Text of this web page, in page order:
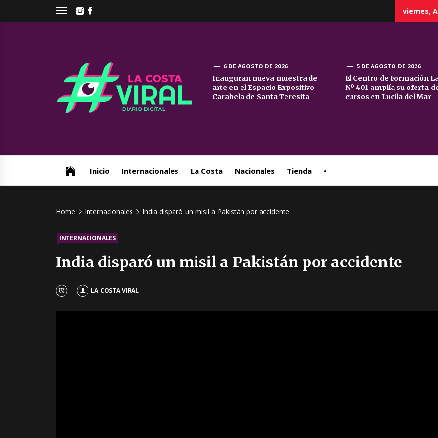
INSTAGRAM
viernes,
La
Costa
6 DE AGOSTO DE 2026
Inauguran nueva muestra de
arte en el Espacio Expositivo
Carabela de Santa Teresita
5 DE AGOSTO DE 2026
El Centro de Formación
Nº 401 amplía su oferta
cursos en Lucila del Mar
Inicio Internacionales La Costa Nacionales Tienda •
Home Internacionales India disparó un misil a Pakistán por accidente
INTERNACIONALES
India disparó un misil a Pakistán por accidente
LA COSTA VIRAL